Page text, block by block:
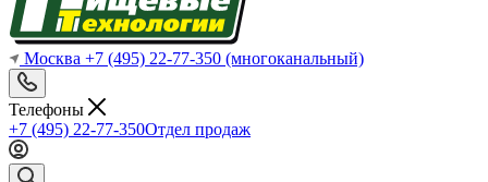
Москва +7 (495) 22-77-350 (многоканальный)
Телефоны
+7 (495) 22-77-350Отдел продаж